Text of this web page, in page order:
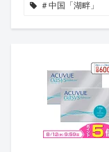
＃中国「湖畔」